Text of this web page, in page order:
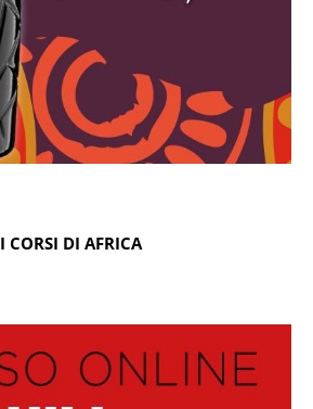
I CORSI DI AFRICA